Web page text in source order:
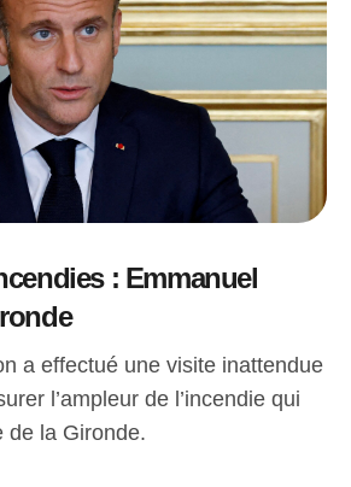
: Emmanuel
a effectué une visite inattendue
l’ampleur de l’incendie qui
de la Gironde.